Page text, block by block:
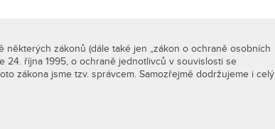
některých zákonů (dále také jen „zákon o ochraně osobních
24. října 1995, o ochraně jednotlivců v souvislosti se
zákona jsme tzv. správcem. Samozřejmě dodržujeme i celý